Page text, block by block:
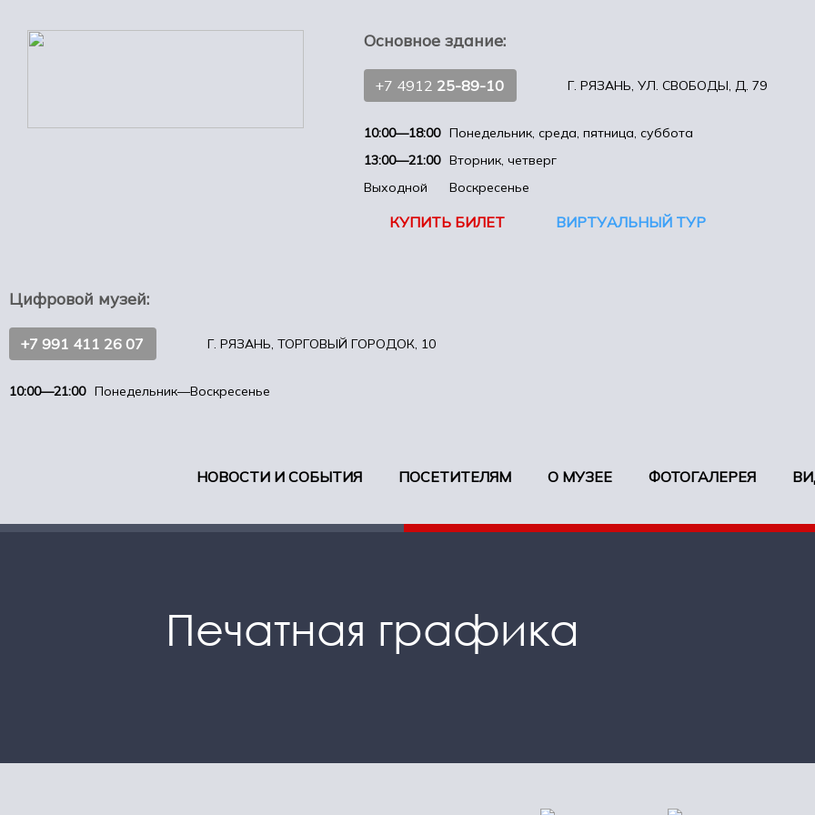
Основное здание:
+7 4912 25-89-10 Г. РЯЗАНЬ, УЛ. СВОБОДЫ, Д. 79
10:00—18:00 Понедельник, среда, пятница, суббота
13:00—21:00 Вторник, четверг
Выходной
Воскресенье
КУПИТЬ БИЛЕТ ВИРТУАЛЬНЫЙ ТУР
Цифровой музей:
+7 991 411 26 07 Г. РЯЗАНЬ, ТОРГОВЫЙ ГОРОДОК, 10
10:00—21:00 Понедельник—Воскресенье
НОВОСТИ И СОБЫТИЯ ПОСЕТИТЕЛЯМ О МУЗЕЕ ФОТОГАЛЕРЕЯ
Печатная графика